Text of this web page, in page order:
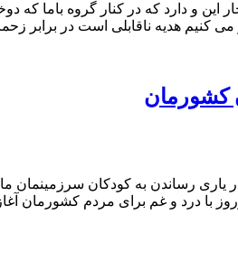
این و دارد که در کنار گروه باما
کنیم هدیه ناقابلی است در برابر
کشورمان
در یاری رساندن به کودکان
با درد و غم برای مردم کشورمان